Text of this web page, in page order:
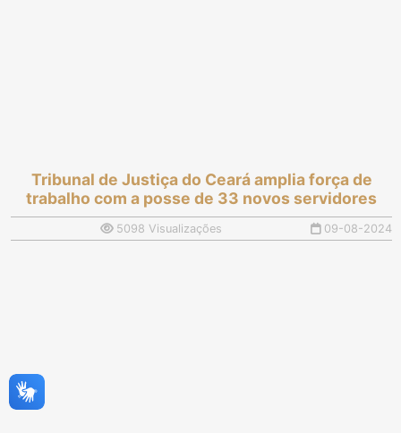
Tribunal de Justiça do Ceará amplia força de
trabalho com a posse de 33 novos servidores
5098 Visualizações 09-08-2024